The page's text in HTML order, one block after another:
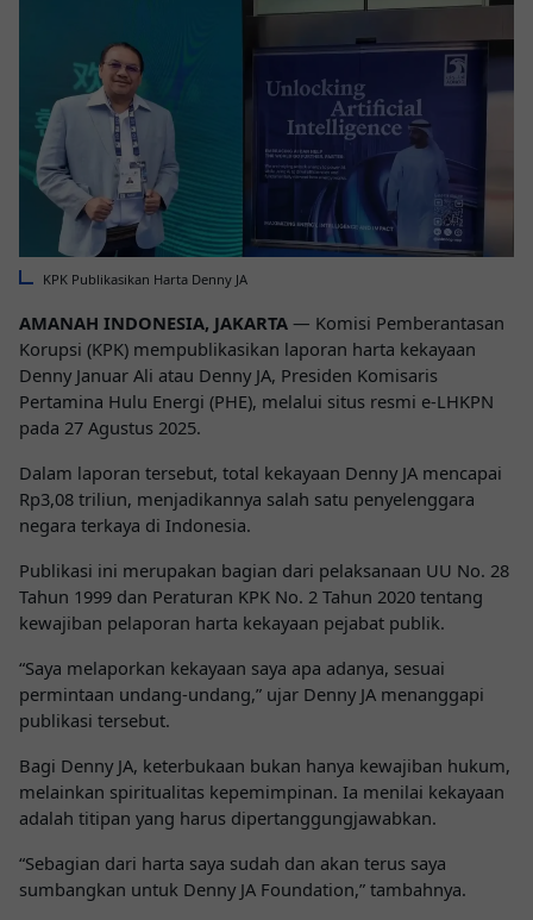
KPK Publikasikan Harta Denny JA
AMANAH INDONESIA, JAKARTA — Komisi Pemberantasan
Korupsi (KPK) mempublikasikan laporan harta kekayaan
Denny Januar Ali atau Denny JA, Presiden Komisaris
Pertamina Hulu Energi (PHE), melalui situs resmi e-LHKPN
pada 27 Agustus 2025.
Dalam laporan tersebut, total kekayaan Denny JA mencapai
Rp3,08 triliun, menjadikannya salah satu penyelenggara
negara terkaya di Indonesia.
Publikasi ini merupakan bagian dari pelaksanaan UU No. 28
Tahun 1999 dan Peraturan KPK No. 2 Tahun 2020 tentang
kewajiban pelaporan harta kekayaan pejabat publik.
“Saya melaporkan kekayaan saya apa adanya, sesuai
permintaan undang-undang,” ujar Denny JA menanggapi
publikasi tersebut.
Bagi Denny JA, keterbukaan bukan hanya kewajiban hukum,
melainkan spiritualitas kepemimpinan. Ia menilai kekayaan
adalah titipan yang harus dipertanggungjawabkan.
“Sebagian dari harta saya sudah dan akan terus saya
sumbangkan untuk Denny JA Foundation,” tambahnya.